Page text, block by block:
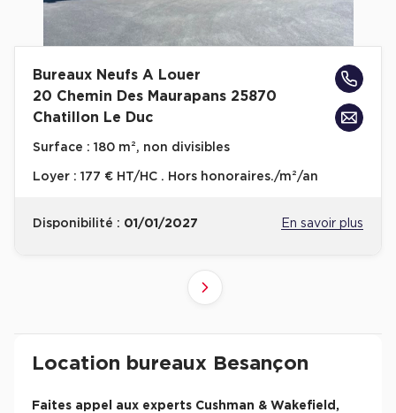
Bureaux Neufs A Louer
20 Chemin Des Maurapans 25870
Chatillon Le Duc
Surface : 180 m², non divisibles
Loyer : 177 € HT/HC . Hors honoraires./m²/an
Disponibilité : 01/01/2027 En savoir plus
Suivant
Revenir à l'accueil -
Location bureaux Besançon
Faites appel aux experts Cushman & Wakefield,